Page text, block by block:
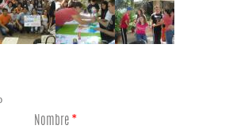
Nombre *